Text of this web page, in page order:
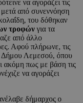
να αγοράζει τις
από συνεννόηση
του δόθηκαν
τροφών για τα
από άλλο
Αφού πλήρωνε, τις
Δήμου Λεμεσού, όπου
ακόμη πως με βάση τις
να αγοράζει
δήμαρχος ο